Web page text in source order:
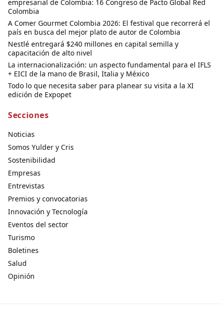
empresarial de Colombia: 16 Congreso de Pacto Global Red
Colombia
A Comer Gourmet Colombia 2026: El festival que recorrerá el
país en busca del mejor plato de autor de Colombia
Nestlé entregará $240 millones en capital semilla y
capacitación de alto nivel
La internacionalización: un aspecto fundamental para el IFLS
+ EICI de la mano de Brasil, Italia y México
Todo lo que necesita saber para planear su visita a la XI
edición de Expopet
Secciones
Noticias
Somos Yulder y Cris
Sostenibilidad
Empresas
Entrevistas
Premios y convocatorias
Innovación y Tecnología
Eventos del sector
Turismo
Boletines
Salud
Opinión